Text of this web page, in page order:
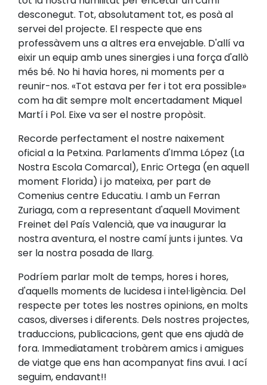
desconegut. Tot, absolutament tot, es posà al
servei del projecte. El respecte que ens
professàvem uns a altres era envejable. D'allí va
eixir un equip amb unes sinergies i una força d'allò
més bé. No hi havia hores, ni moments per a
reunir-nos. «Tot estava per fer i tot era possible»
com ha dit sempre molt encertadament Miquel
Martí i Pol. Eixe va ser el nostre propòsit.
Recorde perfectament el nostre naixement
oficial a la Petxina. Parlaments d'Imma López (La
Nostra Escola Comarcal), Enric Ortega (en aquell
moment Florida) i jo mateixa, per part de
Comenius centre Educatiu. I amb un Ferran
Zuriaga, com a representant d'aquell Moviment
Freinet del País Valencià, que va inaugurar la
nostra aventura, el nostre camí junts i juntes. Va
ser la nostra posada de llarg.
Podríem parlar molt de temps, hores i hores,
d'aquells moments de lucidesa i intel·ligència. Del
respecte per totes les nostres opinions, en molts
casos, diverses i diferents. Dels nostres projectes,
traduccions, publicacions, gent que ens ajudà de
fora. Immediatament trobàrem amics i amigues
de viatge que ens han acompanyat fins avui. I ací
seguim, endavant!!